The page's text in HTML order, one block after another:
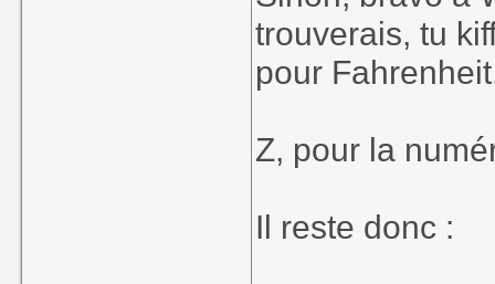
trouverais, tu
pour
Z, pour la
Il reste donc :